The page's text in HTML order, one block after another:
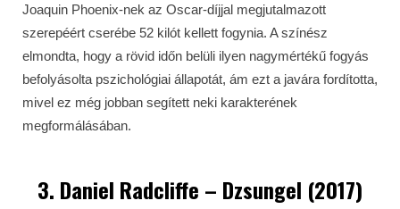
Joaquin Phoenix-nek az Oscar-díjjal megjutalmazott
szerepéért cserébe 52 kilót kellett fogynia. A színész
elmondta, hogy a rövid időn belüli ilyen nagymértékű fogyás
befolyásolta pszichológiai állapotát, ám ezt a javára fordította,
mivel ez még jobban segített neki karakterének
megformálásában.
3. Daniel Radcliffe – Dzsungel (2017)